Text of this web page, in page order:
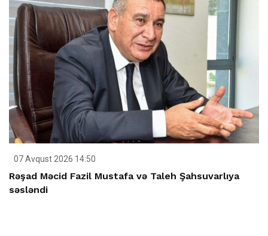
07 Avqust 2026 14:50
Rəşad Məcid Fazil Mustafa və Taleh Şahsuvarlıya
səsləndi